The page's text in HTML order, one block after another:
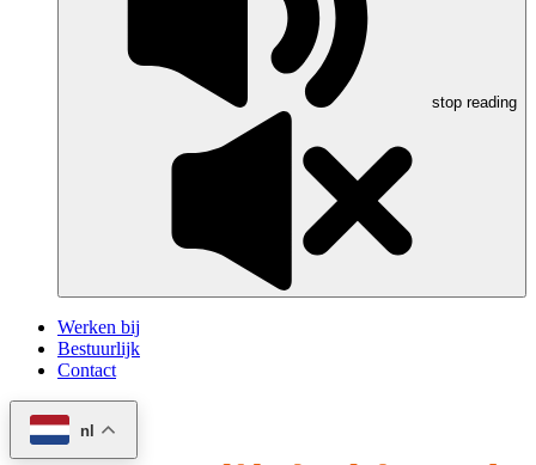
stop reading
Werken bij
Bestuurlijk
Contact
nl